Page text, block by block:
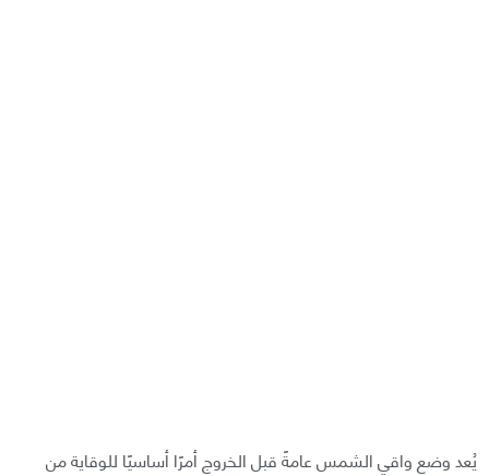
يُعد وضع واقي الشمس عامةً قبل الخروج أمرًا أساسيًا للوقاية من